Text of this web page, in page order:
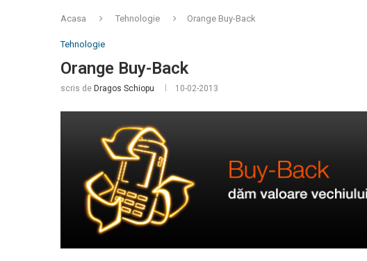
Acasa Tehnologie Orange Buy-Back
Tehnologie
Orange Buy-Back
scris de Dragos Schiopu 10-02-2013